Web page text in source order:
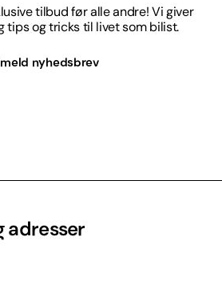
tilbud før alle andre! Vi giver
tips og tricks til livet som bilist.
nyhedsbrev
adresser